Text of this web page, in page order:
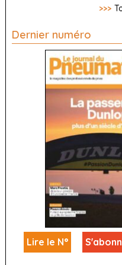
>>>
Dernier numéro
Lire le N°